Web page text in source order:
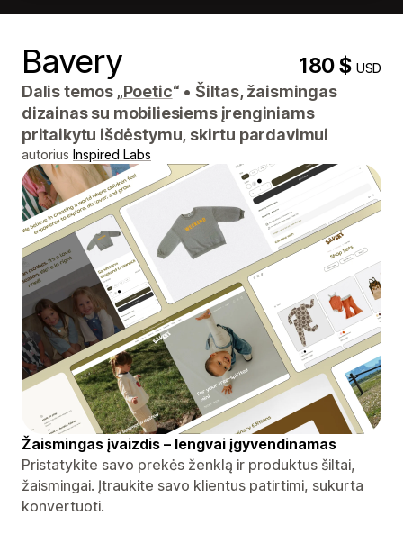
Bavery 180 $USD
Dalis temos „Poetic“ • Šiltas, žaismingas
dizainas su mobiliesiems įrenginiams
pritaikytu išdėstymu, skirtu pardavimui
autorius Inspired Labs
Žaismingas įvaizdis – lengvai įgyvendinamas
Pristatykite savo prekės ženklą ir produktus šiltai,
žaismingai. Įtraukite savo klientus patirtimi, sukurta
konvertuoti.